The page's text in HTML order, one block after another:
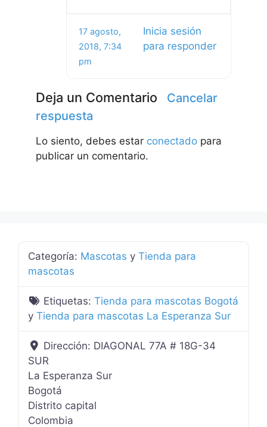
17 agosto,
2018, 7:34
pm
Inicia sesión
para responder
Deja un Comentario
Cancelar
respuesta
Lo siento, debes estar conectado para
publicar un comentario.
Categoría: Mascotas y Tienda para
mascotas
Etiquetas:Tienda para mascotas Bogotá
y Tienda para mascotas La Esperanza Sur
Dirección: DIAGONAL 77A # 18G-34
SUR
La Esperanza Sur
Bogotá
Distrito capital
Colombia